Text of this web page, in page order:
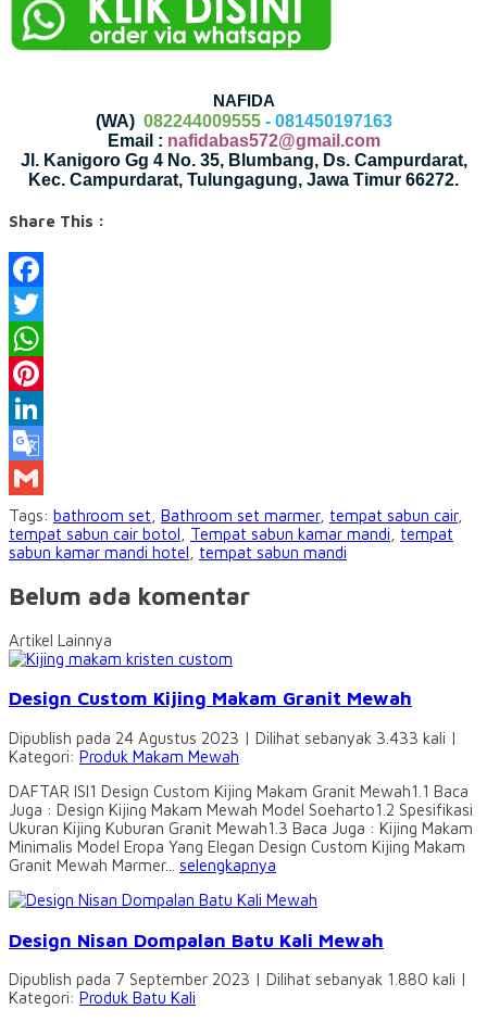
NAFIDA
(WA)082244009555 - 081450197163
Email : nafidabas572@gmail.com
Jl. Kanigoro Gg 4 No. 35, Blumbang, Ds. Campurdarat,
Kec. Campurdarat, Tulungagung, Jawa Timur 66272.
Share This :
Facebook
Twitter
WhatsApp
Pinterest
LinkedIn
Google
Translate
Gmail
Tags: bathroom set Bathroom set marmer, tempat sabun cair,
tempat sabun cair botol
Tempat sabun kamar mandi
tempat
sabun kamar mandi hotel
tempat sabun mandi
Belum ada komentar
Artikel Lainnya
Design Custom Kijing Makam Granit Mewah
Dipublish pada 24 Agustus 2023 | Dilihat sebanyak 3.433 kali |
Kategori: Produk Makam Mewah
DAFTAR ISI1 Design Custom Kijing Makam Granit Mewah1.1 Baca
Juga : Design Kijing Makam Mewah Model Soeharto1.2 Spesifikasi
Ukuran Kijing Kuburan Granit Mewah1.3 Baca Juga : Kijing Makam
Minimalis Model Eropa Yang Elegan Design Custom Kijing Makam
Granit Mewah Marmer... selengkapnya
Design Nisan Dompalan Batu Kali Mewah
Dipublish pada 7 September 2023 | Dilihat sebanyak 1.880 kali |
Kategori: Produk Batu Kali